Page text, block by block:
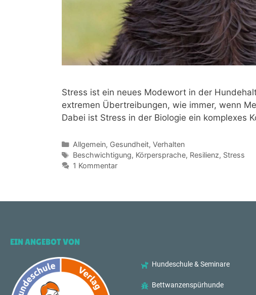
Stress ist ein neues Modewort in der
extremen Übertreibungen, wie immer, wenn
Dabei ist Stress in der Biologie ein komplexes
Allgemein, Gesundheit, Verhalten
Beschwichtigung, Körpersprache, Resilienz, Stress
1 Kommentar
EIN ANGEBOT VON
Hundeschule & Seminare
Bettwanzenspürhunde